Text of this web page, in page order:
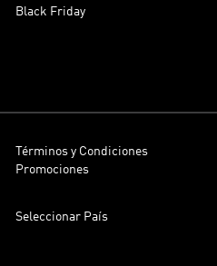
Black Friday
Términos y Condiciones
Promociones
Seleccionar País